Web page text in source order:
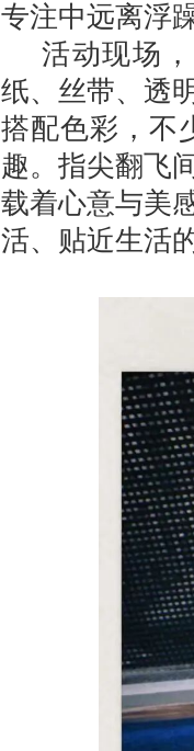
专注中远离浮
活动现场
纸、丝带、透
搭配色彩，不
趣。指尖翻飞
载着心意与美
活、贴近生活